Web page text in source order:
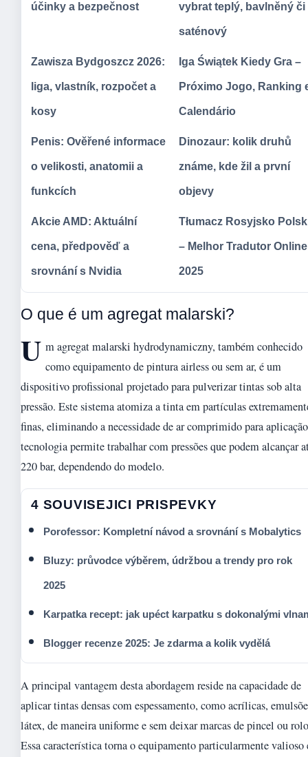
účinky a bezpečnost vybrat teplý, bavlněný či
saténový
Zawisza Bydgoszcz 2026:
liga, vlastník, rozpočet a
kosy
Iga Świątek Kiedy Gra –
Próximo Jogo, Ranking
Calendário
Penis: Ověřené informace
o velikosti, anatomii a
funkcích
Dinozaur: kolik druhů
známe, kde žil a první
objevy
Akcie AMD: Aktuální
cena, předpověď a
srovnání s Nvidia
Tłumacz Rosyjsko
– Melhor Tradutor Online
2025
O que é um agregat malarski?
U m agregat malarski hydrodynamiczny, também conhecido
como equipamento de pintura airless ou sem ar, é um
dispositivo profissional projetado para pulverizar tintas sob alta
pressão. Este sistema atomiza a tinta em partículas
finas, eliminando a necessidade de ar comprimido para
tecnologia permite trabalhar com pressões que podem alcançar
220 bar, dependendo do modelo.
4 SOUVISEJICI PRISPEVKY
Porofessor: Kompletní návod a srovnání s Mobalytics
Bluzy: průvodce výběrem, údržbou a trendy pro rok
2025
Karpatka recept: jak upéct karpatku s dokonalými
Blogger recenze 2025: Je zdarma a kolik vydělá
A principal vantagem desta abordagem reside na capacidade de
aplicar tintas densas com espessamento, como acrílicas,
látex, de maneira uniforme e sem deixar marcas de pincel ou
Essa característica torna o equipamento particularmente valioso